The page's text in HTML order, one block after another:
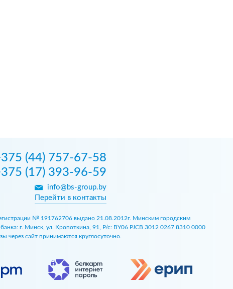
(44) 757-67-58
(17) 393-96-59
info@bs-group.by
Перейти в контакты
№ 191762706 выдано 21.08.2012г. Минским городским
г. Минск, ул. Кропоткина, 91, Р/с: BY06 PJCB 3012 0267 8310 0000
через сайт принимаются круглосуточно.